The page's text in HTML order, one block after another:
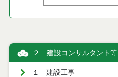
２ 建設コンサルタント等
１ 建設工事